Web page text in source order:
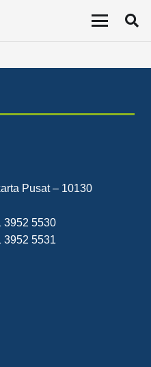
berakhir 31 Maret
Pusat – 10130
3952 5530
3952 5531